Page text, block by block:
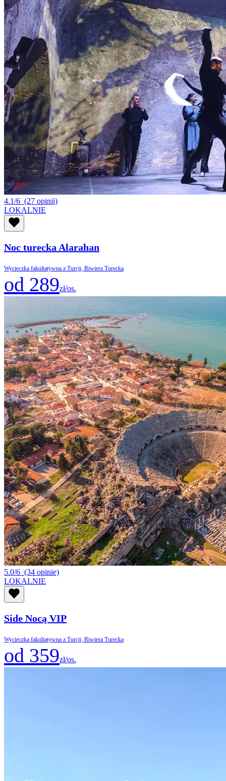
4.1/6 (27 opinii)
LOKALNIE
Noc turecka Alarahan
Wycieczka fakultatywna z Turcji, Riwiera Turecka
od 289zł/os.
5.0/6 (34 opinie)
LOKALNIE
Side Nocą VIP
Wycieczka fakultatywna z Turcji, Riwiera Turecka
od 359zł/os.